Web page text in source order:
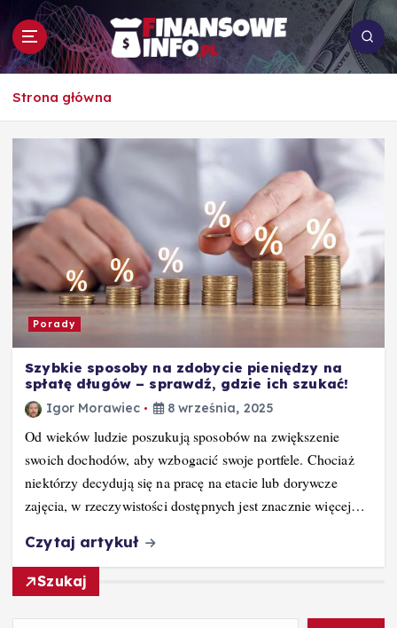
p
To i owo o rachunkowości, pracy, biznesie i
Strona główna
Porady
Szybkie sposoby na zdobycie pieniędzy na
spłatę długów – sprawdź, gdzie ich szukać!
Igor Morawiec 8 września, 2025
Od wieków ludzie poszukują sposobów na zwiększenie
swoich dochodów, aby wzbogacić swoje portfele. Chociaż
niektórzy decydują się na pracę na etacie lub dorywcze
zajęcia, w rzeczywistości dostępnych jest znacznie więcej…
Czytaj artykuł
Szukaj